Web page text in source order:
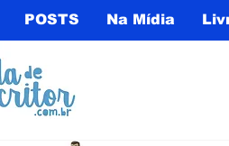
POSTS Na Mídia